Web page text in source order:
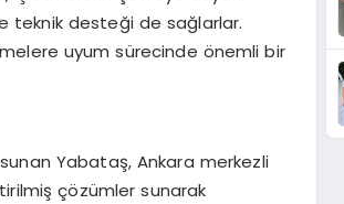
teknik desteği de sağlarlar.
uyum sürecinde önemli bir
Yabataş, Ankara merkezli
çözümler sunarak